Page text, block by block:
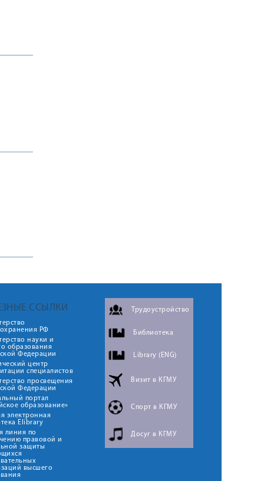
ССЫЛКИ
РФ
науки и
образования
Федерации
центр
специалистов
просвещения
Федерации
портал
образование»
электронная
Elibrary
линия по
правовой и
защиты
высшего
Трудоустройство
Библиотека
Library (ENG)
Визит в КГМУ
Спорт в КГМУ
Досуг в КГМУ